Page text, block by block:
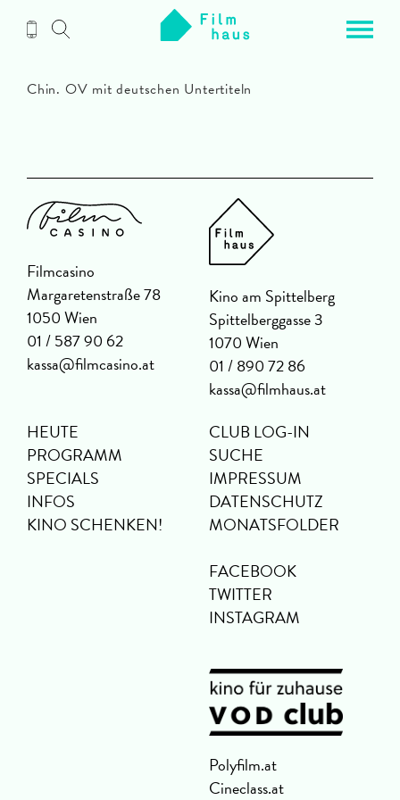
Inhalt
Chin. OV mit deutschen Untertiteln
Filmcasino
Margaretenstraße 78
1050 Wien
01 / 587 90 62
kassa@filmcasino.at
Kino am Spittelberg
Spittelberggasse 3
1070 Wien
01 / 890 72 86
kassa@filmhaus.at
HEUTE
PROGRAMM
SPECIALS
INFOS
KINO SCHENKEN!
CLUB LOG-IN
SUCHE
IMPRESSUM
DATENSCHUTZ
MONATSFOLDER
FACEBOOK
TWITTER
INSTAGRAM
Polyfilm.at
Cineclass.at